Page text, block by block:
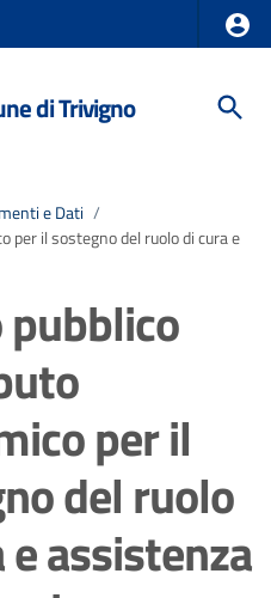
di Trivigno
e Dati /
per il sostegno del ruolo di cura e
per il
del ruolo
assistenza